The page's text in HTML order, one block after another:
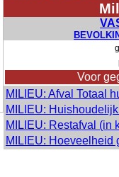
Voor
MILIEU: Afval Totaal
MILIEU:
MILIEU: Restafval (in
MILIEU: Hoeveelheid